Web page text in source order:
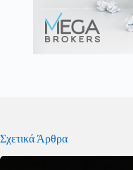
Σχετικά Άρθρα